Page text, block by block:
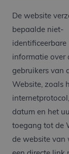
De website
bepaalde niet-
identificeerbare
informatie over
gebruikers van
Website, zoals
datum en het
toegang tot de
de website van